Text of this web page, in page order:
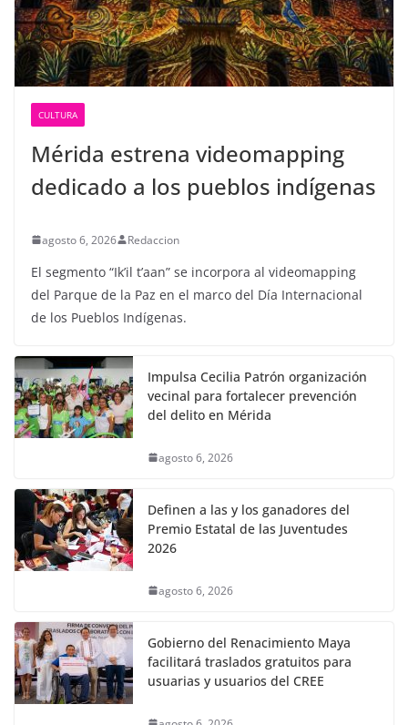
CULTURA
Mérida estrena videomapping
dedicado a los pueblos indígenas
agosto 6, 2026 Redaccion
El segmento “Ik’il t’aan” se incorpora al videomapping
del Parque de la Paz en el marco del Día Internacional
de los Pueblos Indígenas.
Impulsa Cecilia Patrón organización
vecinal para fortalecer prevención
del delito en Mérida
agosto 6, 2026
Definen a las y los ganadores del
Premio Estatal de las Juventudes
2026
agosto 6, 2026
Gobierno del Renacimiento Maya
facilitará traslados gratuitos para
usuarias y usuarios del CREE